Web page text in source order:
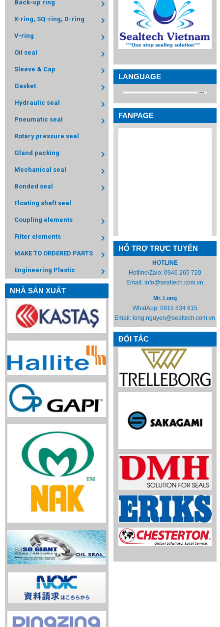
Back-up ring
X-ring, SQ-ring, D-ring
V-ring
Oil seal
Sleeve & Cap
Gasket
Hydraulic seal
Pneumatic seal
Rotary pressure seal
Gland packing
Mechanical seal
Bonded seal
Floating shaft seal
Coupling elements
Filter elements
MAKE TO ORDERED PARTS
Engineering Plastic
NHÀ SẢN XUẤT
LANGUAGE
FANPAGE
HỖ TRỢ TRỰC TUYẾN
HOTLINE
Hotline/Zalo: 0946 265 720
Email:info@sealtech.com.vn
Mr. Long
WhatApp: 0918 834 615
Email:long.nguyen@sealtech.com.vn
ĐỐI TÁC